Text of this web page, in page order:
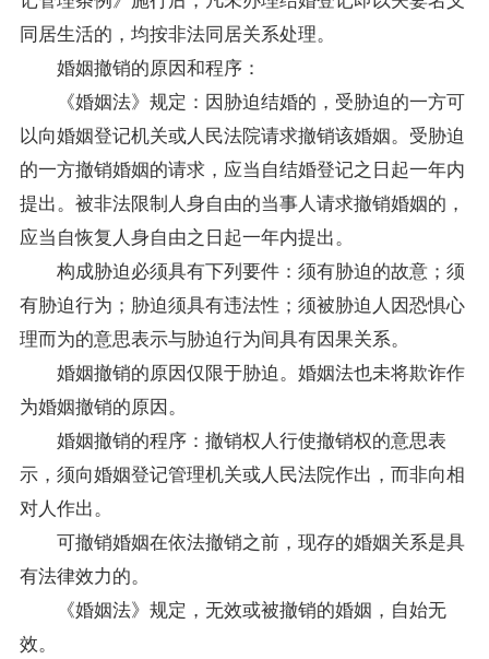
同居生活的，均按非法同居关系处理。
婚姻撤销的原因和程序：
《婚姻法》规定：因胁迫结婚的，受胁迫的一方可
以向婚姻登记机关或人民法院请求撤销该婚姻。受胁迫
的一方撤销婚姻的请求，应当自结婚登记之日起一年内
提出。被非法限制人身自由的当事人请求撤销婚姻的，
应当自恢复人身自由之日起一年内提出。
构成胁迫必须具有下列要件：须有胁迫的故意；须
有胁迫行为；胁迫须具有违法性；须被胁迫人因恐惧心
理而为的意思表示与胁迫行为间具有因果关系。
婚姻撤销的原因仅限于胁迫。婚姻法也未将欺诈作
为婚姻撤销的原因。
婚姻撤销的程序：撤销权人行使撤销权的意思表
示，须向婚姻登记管理机关或人民法院作出，而非向相
对人作出。
可撤销婚姻在依法撤销之前，现存的婚姻关系是具
有法律效力的。
《婚姻法》规定，无效或被撤销的婚姻，自始无
效。